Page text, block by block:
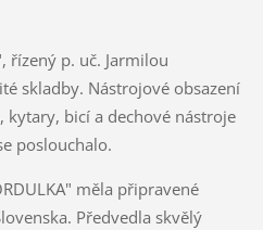
řízený p. uč. Jarmilou
skladby. Nástrojové obsazení
bicí a dechové nástroje
poslouchalo.
měla připravené
Předvedla skvělý